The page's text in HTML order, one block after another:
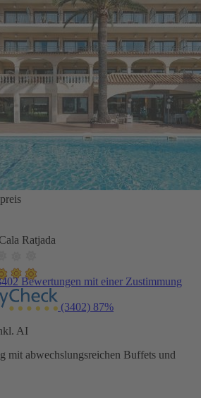
Ratjada
Bewertungen mit einer Zustimmung
(3402) 87%
AI
mit abwechslungsreichen Buffets und